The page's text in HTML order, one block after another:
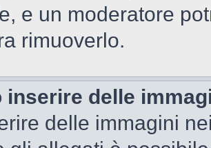
e un moderatore
rimuoverlo.
inserire delle
delle immagini